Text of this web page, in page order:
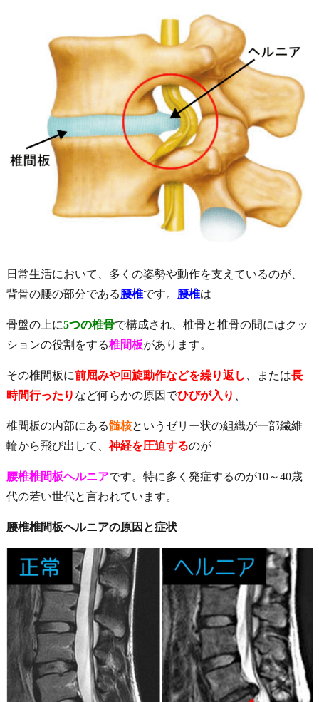
日常生活において、多くの姿勢や動作を支えているのが、
背骨の腰の部分である腰椎です。 腰椎は
骨盤の上に5つの椎骨で構成され、椎骨と椎骨の間にはクッ
ションの役割をする椎間板があります。
その椎間板に前屈みや回旋動作などを繰り返し 、または長
時間行ったり など何らかの原因でひびが入り
椎間板の内部にある髄核というゼリー状の組織が一部繊維
輪から飛び出して、神経を圧迫するのが
腰椎椎間板ヘルニアです。特に多く発症するのが10～40歳
代の若い世代と言われています。
腰椎椎間板ヘルニアの原因と症状